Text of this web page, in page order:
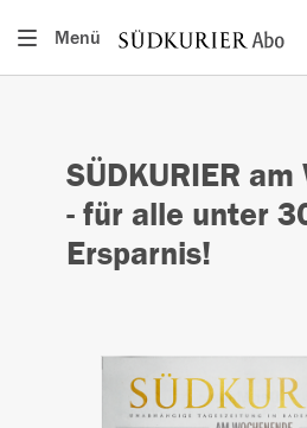
Menü
SÜDKURIER
- für alle unter
Ersparnis!